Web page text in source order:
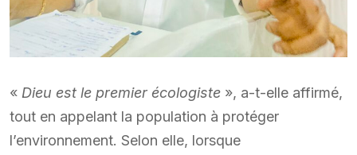
« Dieu est le premier écologiste », a-t-elle affirmé,
tout en appelant la population à protéger
l’environnement. Selon elle, lorsque